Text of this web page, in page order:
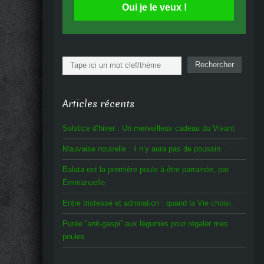
Oui je le veux !
Rechercher Rechercher
Articles récents
Solstice d’hiver : Un merveilleux cadeau du Vivant
Mauvaise nouvelle : il n’y aura pas de poussin…
Balata est la première poule à être parrainée, par
Emmanuelle.
Entre tristesse et admiration : quand la Vie choisi.
Purée “anti-gaspi” aux légumes pour régaler mes
poules